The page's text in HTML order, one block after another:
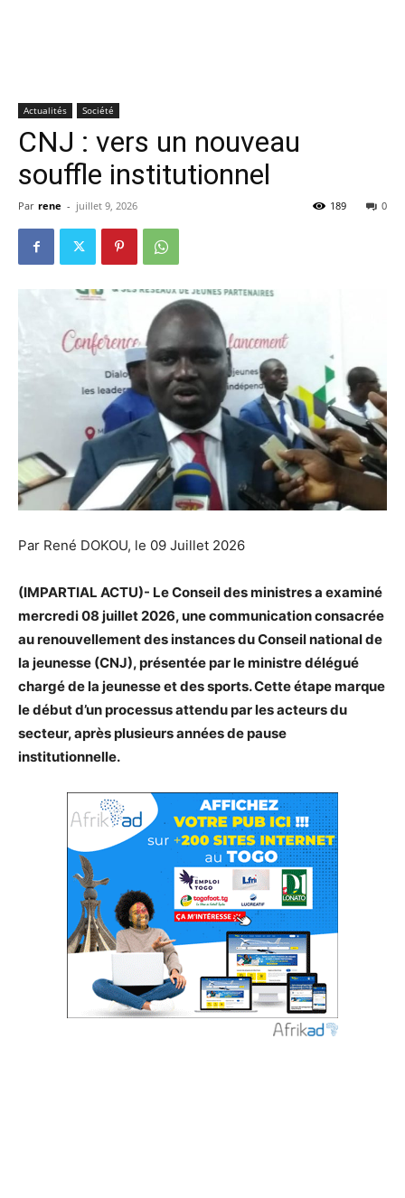
Actualités Société
CNJ : vers un nouveau
souffle institutionnel
Par rene - juillet 9, 2026 0
189
Par René DOKOU, le 09 Juillet 2026
(IMPARTIAL ACTU)- Le Conseil des ministres a examiné
mercredi 08 juillet 2026, une communication consacrée
au renouvellement des instances du Conseil national de
la jeunesse (CNJ), présentée par le ministre délégué
chargé de la jeunesse et des sports. Cette étape marque
le début d’un processus attendu par les acteurs du
secteur, après plusieurs années de pause
institutionnelle.